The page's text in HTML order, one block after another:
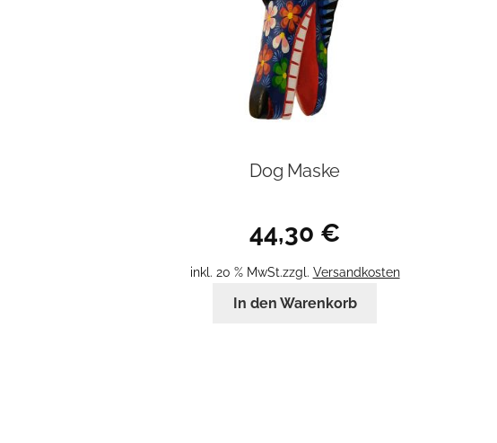
Dog Maske
44,30 €
inkl. 20 % MwSt.zzgl. Versandkosten
In den Warenkorb